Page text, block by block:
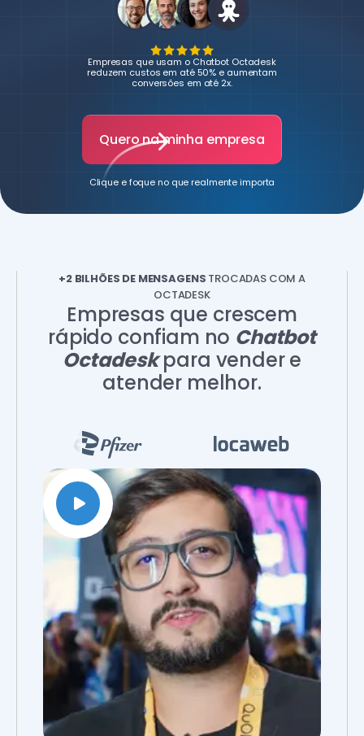
Empresas que usam o Chatbot Octadesk
reduzem custos em até 50% e aumentam
conversões em até 2x.
Quero na minha empresa
Clique e foque no que realmente importa
+2 BILHÕES DE MENSAGENS TROCADAS COM A
OCTADESK
Empresas que crescem
rápido confiam no Chatbot
Octadeskpara vender e
atender melhor.